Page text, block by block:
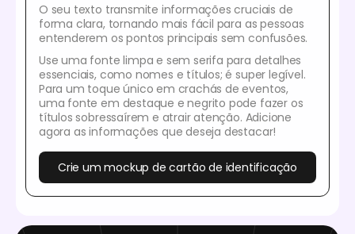
O seu texto transmite informações cruciais de
forma clara, tornando mais fácil para as pessoas
entenderem os pontos principais sem confusões.
Use uma fonte limpa e sem serifa para detalhes
essenciais, como nomes e títulos; é super legível.
Para um toque único em crachás de eventos,
uma fonte em destaque e negrito pode fazer os
títulos sobressaírem e atrair atenção. Adicione
agora as informações que deseja destacar!
Crie um mockup de cartão de identificação